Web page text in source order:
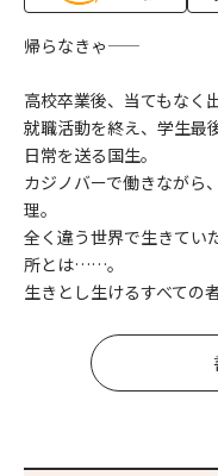
帰らなきゃ——
高校卒業後、当てもなく
就職活動を終え、学生最
日常を送る国生。
カジノバーで働きながら
理。
全く違う世界で生きてい
所とは……。
生きとし生けるすべての